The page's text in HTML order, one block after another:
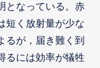
となっている。赤
短く放射量が少な
るが，届き難く到
るには効率が犠牲